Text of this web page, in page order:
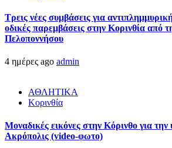
Τρεις νέες συμβάσεις για
οδικές παρεμβάσεις στην Κορινθία από
Πελοποννήσου
4 ημέρες ago admin
ΑΘΛΗΤΙΚΑ
Κορινθία
Μοναδικές εικόνες στην Κόρινθο για
Ακρόπολις (video-φωτο)